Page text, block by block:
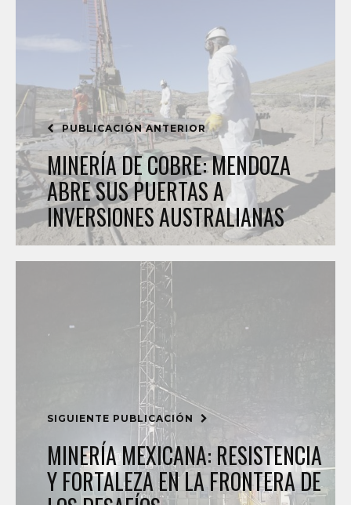
PUBLICACIÓN ANTERIOR
MINERÍA DE COBRE: MENDOZA
ABRE SUS PUERTAS A
INVERSIONES AUSTRALIANAS
SIGUIENTE PUBLICACIÓN
MINERÍA MEXICANA: RESISTENCIA
Y FORTALEZA EN LA FRONTERA DE